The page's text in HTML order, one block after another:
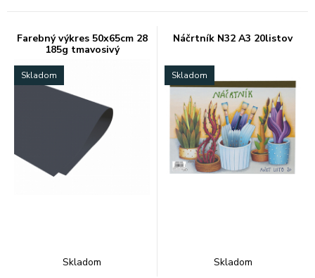
Farebný výkres 50x65cm 28
185g tmavosivý
Skladom
Skladom
Náčrtník N32 A3 20listov
Skladom
Skladom